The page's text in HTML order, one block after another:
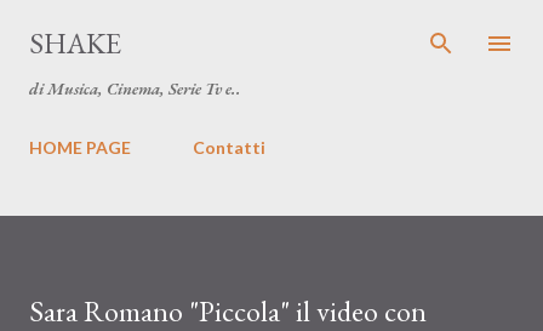
SHAKE
di Musica, Cinema, Serie Tv e..
HOME PAGE Contatti
Sara Romano "Piccola" il video con